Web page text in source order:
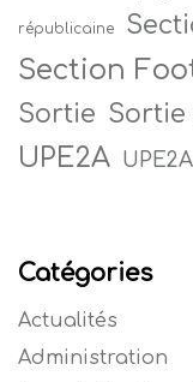
républicaine
Section
Sortie
UPE2A
Catégories
Actualités
Administration